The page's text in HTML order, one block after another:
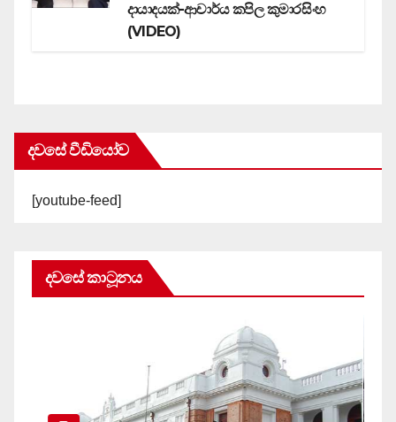
දායාදයක්-ආචාර්ය කපිල කුමාරසිංහ
(VIDEO)
දවසේ වීඩියෝව
[youtube-feed]
දවසේ කාටූනය